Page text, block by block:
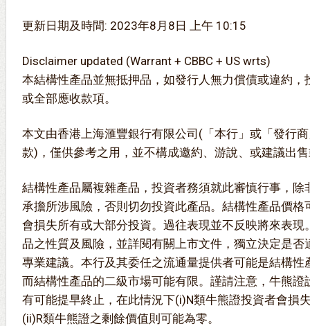
更新日期及時間: 2023年8月8日 上午 10:15
Disclaimer updated (Warrant + CBBC + US wrts)
本結構性產品並無抵押品，如發行人無力償債或違約，
或全部應收款項。
本文由香港上海滙豐銀行有限公司(「本行」或「發行
款)，僅供參考之用，並不構成邀約、游說、或建議出
結構性產品屬複雜產品，投資者務須就此審慎行事，除
承擔所涉風險，否則切勿投資此產品。結構性產品價格
會損失所有或大部分投資。過往表現並不反映將來表現
品之性質及風險，並詳閱有關上市文件，獨立決定是否
專業建議。本行及其委任之流通量提供者可能是結構性
而結構性產品的二級市場可能有限。謹請注意，牛熊證
有可能提早終止，在此情況下(i)N類牛熊證投資者會損
(ii)R類牛熊證之剩餘價值則可能為零。